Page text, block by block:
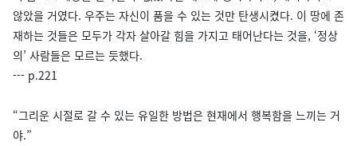
않았을 거였다. 우주는 자신이 품을 수 있는 것만 탄생시켰다. 이 땅에 존
재하는 것들은 모두가 각자 살아갈 힘을 가지고 태어난다는 것을, ‘정상
의’ 사람들은 모르는 듯했다.
--- p.221
“그리운 시절로 갈 수 있는 유일한 방법은 현재에서 행복함을 느끼는 거
야.”